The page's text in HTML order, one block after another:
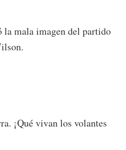
mala imagen del partido
¡Qué vivan los volantes